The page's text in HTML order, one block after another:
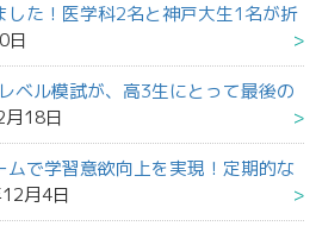
た！医学科2名と神戸大生1名が折
日
ベル模試が、高3生にとって最後の
18日
で学習意欲向上を実現！定期的な
月4日